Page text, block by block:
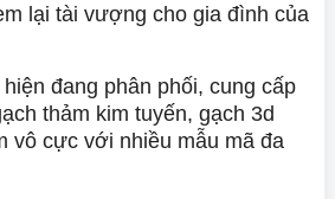
lại tài vượng cho gia đình của
hiện đang phân phối, cung cấp
thảm kim tuyến, gạch 3d
vô cực với nhiều mẫu mã đa